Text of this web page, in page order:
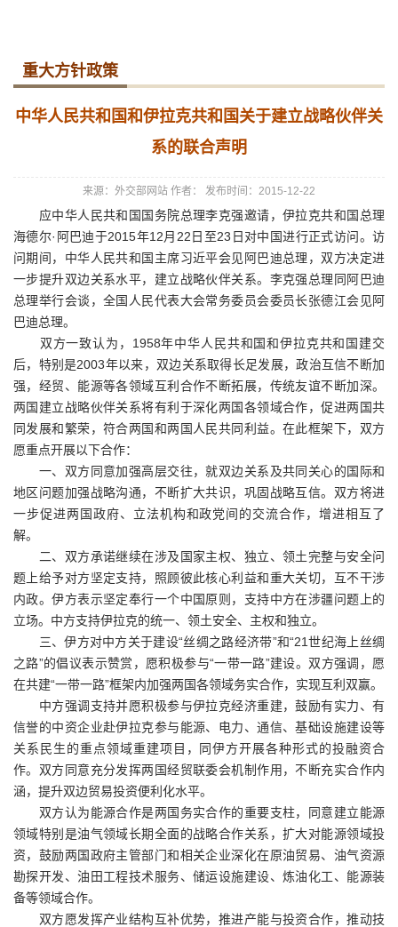
重大方针政策
中华人民共和国和伊拉克共和国关于建立战略伙伴关
系的联合声明
来源：外交部网站 作者： 发布时间：2015-12-22
应中华人民共和国国务院总理李克强邀请，伊拉克共和国总理
海德尔·阿巴迪于2015年12月22日至23日对中国进行正式访问。访
问期间，中华人民共和国主席习近平会见阿巴迪总理，双方决定进
一步提升双边关系水平，建立战略伙伴关系。李克强总理同阿巴迪
总理举行会谈，全国人民代表大会常务委员会委员长张德江会见阿
巴迪总理。
双方一致认为，1958年中华人民共和国和伊拉克共和国建交
后，特别是2003年以来，双边关系取得长足发展，政治互信不断加
强，经贸、能源等各领域互利合作不断拓展，传统友谊不断加深。
两国建立战略伙伴关系将有利于深化两国各领域合作，促进两国共
同发展和繁荣，符合两国和两国人民共同利益。在此框架下，双方
愿重点开展以下合作：
一、双方同意加强高层交往，就双边关系及共同关心的国际和
地区问题加强战略沟通，不断扩大共识，巩固战略互信。双方将进
一步促进两国政府、立法机构和政党间的交流合作，增进相互了
解。
二、双方承诺继续在涉及国家主权、独立、领土完整与安全问
题上给予对方坚定支持，照顾彼此核心利益和重大关切，互不干涉
内政。伊方表示坚定奉行一个中国原则，支持中方在涉疆问题上的
立场。中方支持伊拉克的统一、领土安全、主权和独立。
三、伊方对中方关于建设“丝绸之路经济带”和“21世纪海上丝绸
之路”的倡议表示赞赏，愿积极参与“一带一路”建设。双方强调，愿
在共建“一带一路”框架内加强两国各领域务实合作，实现互利双赢。
中方强调支持并愿积极参与伊拉克经济重建，鼓励有实力、有
信誉的中资企业赴伊拉克参与能源、电力、通信、基础设施建设等
关系民生的重点领域重建项目，同伊方开展各种形式的投融资合
作。双方同意充分发挥两国经贸联委会机制作用，不断充实合作内
涵，提升双边贸易投资便利化水平。
双方认为能源合作是两国务实合作的重要支柱，同意建立能源
领域特别是油气领域长期全面的战略合作关系，扩大对能源领域投
资，鼓励两国政府主管部门和相关企业深化在原油贸易、油气资源
勘探开发、油田工程技术服务、储运设施建设、炼油化工、能源装
备等领域合作。
双方愿发挥产业结构互补优势，推进产能与投资合作，推动技